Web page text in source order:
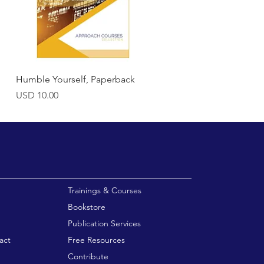
Vista rápida
Humble Yourself, Paperback
Precio
USD 10.00
Trainings & Courses
Bookstore
Publication Services
Free Resources
Contribute